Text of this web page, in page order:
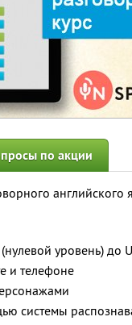
по акции
английского
уровень) до
и телефоне
системы